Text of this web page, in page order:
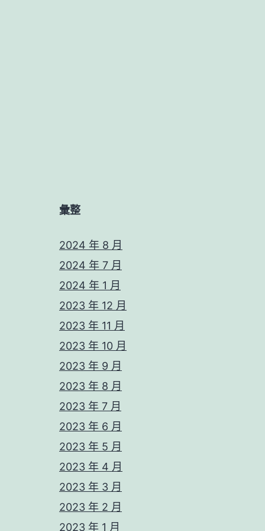
彙整
2024 年 8 月
2024 年 7 月
2024 年 1 月
2023 年 12 月
2023 年 11 月
2023 年 10 月
2023 年 9 月
2023 年 8 月
2023 年 7 月
2023 年 6 月
2023 年 5 月
2023 年 4 月
2023 年 3 月
2023 年 2 月
2023 年 1 月